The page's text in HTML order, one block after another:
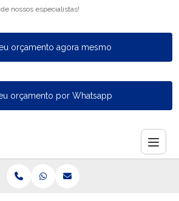
nossos especialistas!
orçamento agora mesmo
orçamento por Whatsapp